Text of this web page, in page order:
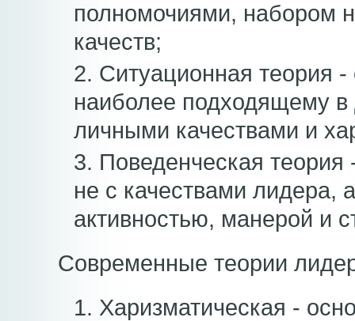
полномочиями, набором
качеств;
2. Ситуационная теория
наиболее подходящему в
личными качествами и
3. Поведенческая теория
не с качествами лидера,
активностью, манерой и
Современные теории
1. Харизматическая -